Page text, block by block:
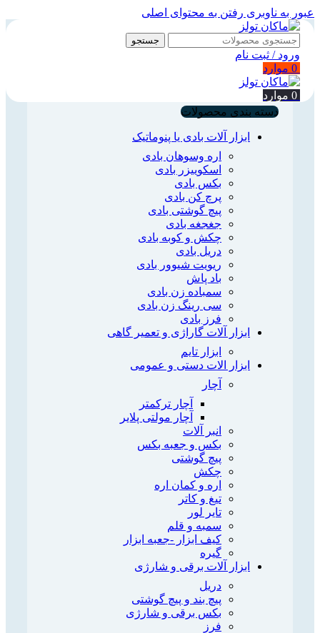
عبور به ناوبری رفتن به محتوای اصلی
جستجو
ورود / ثبت نام
0 موارد
0 موارد
دسته بندی محصولات
ابزار آلات بادی یا پنوماتیک
اره وسوهان بادی
اسکوییزر بادی
بکس بادی
پرچ کن بادی
پیچ گوشتی بادی
جغجغه بادی
چکش و کوبه بادی
دریل بادی
ریویت شیوور بادی
باد پاش
سمباده زن بادی
سی رینگ زن بادی
فرز بادی
ابزار آلات گاراژی و تعمیر گاهی
ابزار تایم
ابزار الات دستی و عمومی
آچار
آچار ترکمتر
آچار مولتی پلایر
انبر آلات
بکس و جعبه بکس
پیچ گوشتی
چکش
اره و کمان اره
تیغ و کاتر
تایر لور
سمبه و قلم
کیف ابزار -جعبه ابزار
گیره
ابزار آلات برقی و شارژی
دریل
پیچ بند و پیچ گوشتی
بکس برقی و شارژی
فرز